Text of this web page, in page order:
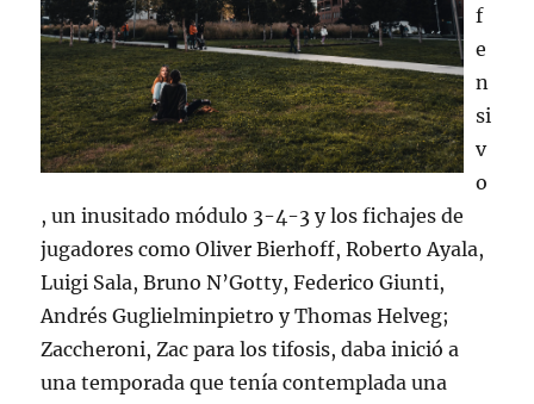
f
e
n
si
v
o
, un inusitado módulo 3-4-3 y los fichajes de
jugadores como Oliver Bierhoff, Roberto Ayala,
Luigi Sala, Bruno N’Gotty, Federico Giunti,
Andrés Guglielminpietro y Thomas Helveg;
Zaccheroni, Zac para los tifosis, daba inició a
una temporada que tenía contemplada una